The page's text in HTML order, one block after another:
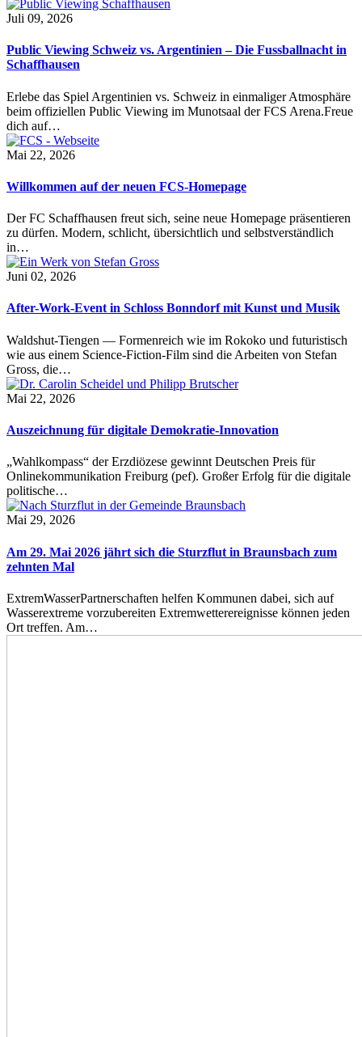
Juli 09, 2026
Public Viewing Schweiz vs. Argentinien – Die Fussballnacht in
Schaffhausen
Erlebe das Spiel Argentinien vs. Schweiz in einmaliger Atmosphäre
beim offiziellen Public Viewing im Munotsaal der FCS Arena.Freue
dich auf…
Mai 22, 2026
Willkommen auf der neuen FCS-Homepage
Der FC Schaffhausen freut sich, seine neue Homepage präsentieren
zu dürfen. Modern, schlicht, übersichtlich und selbstverständlich
in…
Juni 02, 2026
After-Work-Event in Schloss Bonndorf mit Kunst und Musik
Waldshut-Tiengen — Formenreich wie im Rokoko und futuristisch
wie aus einem Science-Fiction-Film sind die Arbeiten von Stefan
Gross, die…
Mai 22, 2026
Auszeichnung für digitale Demokratie-Innovation
„Wahlkompass“ der Erzdiözese gewinnt Deutschen Preis für
Onlinekommunikation Freiburg (pef). Großer Erfolg für die digitale
politische…
Mai 29, 2026
Am 29. Mai 2026 jährt sich die Sturzflut in Braunsbach zum
zehnten Mal
ExtremWasserPartnerschaften helfen Kommunen dabei, sich auf
Wasserextreme vorzubereiten Extremwetterereignisse können jeden
Ort treffen. Am…